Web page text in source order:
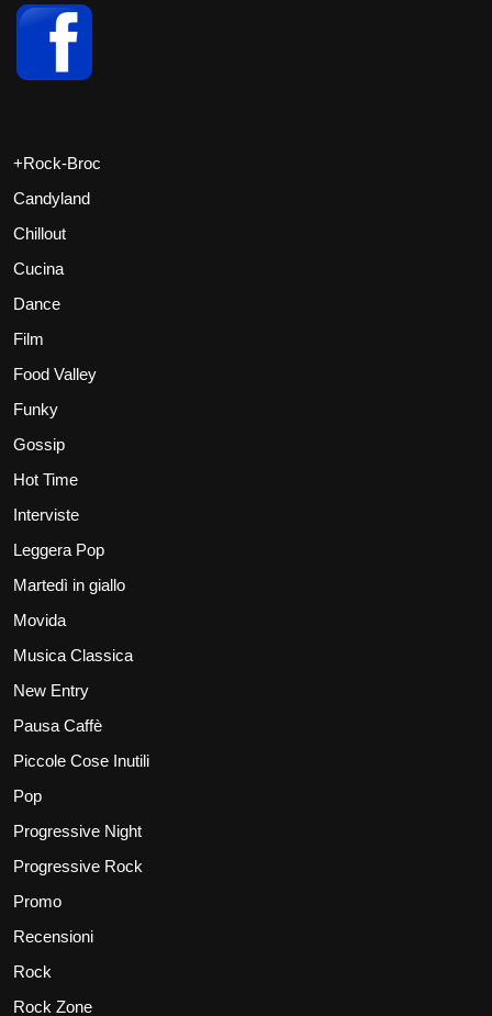
+Rock-Broc
Candyland
Chillout
Cucina
Dance
Film
Food Valley
Funky
Gossip
Hot Time
Interviste
Leggera Pop
Martedì in giallo
Movida
Musica Classica
New Entry
Pausa Caffè
Piccole Cose Inutili
Pop
Progressive Night
Progressive Rock
Promo
Recensioni
Rock
Rock Zone